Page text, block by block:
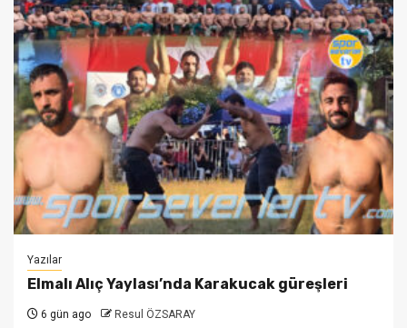
Yazılar
Elmalı Alıç Yaylası’nda Karakucak güreşleri
6 gün ago Resul ÖZSARAY